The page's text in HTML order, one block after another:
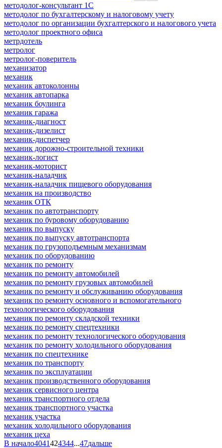
методолог-консультант 1С
методолог по бухгалтерскому и налоговому учету
методолог по организации бухгалтерского и налогового учета
методолог проектного офиса
метрдотель
метролог
метролог-поверитель
механизатор
механик
механик автоколонны
механик автопарка
механик боулинга
механик гаража
механик-диагност
механик-дизелист
механик-диспетчер
механик дорожно-строительной техники
механик-логист
механик-моторист
механик-наладчик
механик-наладчик пищевого оборудования
механик на производство
механик ОТК
механик по автотранспорту
механик по буровому оборудованию
механик по выпуску
механик по выпуску автотранспорта
механик по грузоподъемным механизмам
механик по оборудованию
механик по ремонту
механик по ремонту автомобилей
механик по ремонту грузовых автомобилей
механик по ремонту и обслуживанию оборудования
механик по ремонту основного и вспомогательного
технологического оборудования
механик по ремонту складской техники
механик по ремонту спецтехники
механик по ремонту технологического оборудования
механик по ремонту холодильного оборудования
механик по спецтехнике
механик по транспорту
механик по эксплуатации
механик производственного оборудования
механик сервисного центра
механик транспортного отдела
механик транспортного участка
механик участка
механик холодильного оборудования
механик цеха
В начало4041424344...47дальше